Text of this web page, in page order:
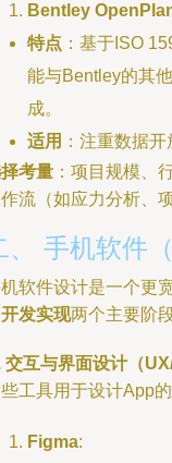
Bentley
特点 ：基于ISO
能与Bentley的其
成。
适用 ：注重数据
考量 ：项目规模、
流（如应力分析、
、 手机软件
软件设计是一个更
开发实现两个主要阶段
交互与界面设计（
工具用于设计App
Figma: